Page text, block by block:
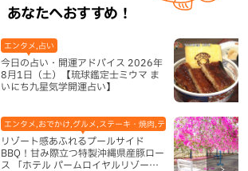
あなたへおすすめ！
今日の占い・開運アドバイス 2026年
8月1日（土）【琉球鑑定士ミウマ ま
いにち九星気学開運占い】
エンタメ,占い
リゾート感あふれるプールサイド
BBQ！甘み際立つ特製沖縄県産豚ロー
ス 「ホテル パームロイヤルリゾート
エンタメ,おでかけ,グルメ,ステーキ・焼肉,テレビ,ホテル,地域,本島